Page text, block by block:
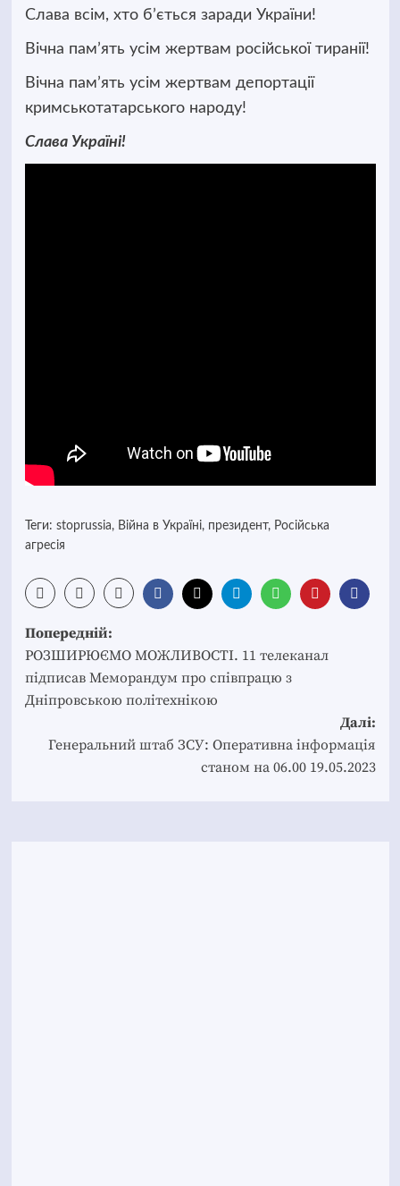
Слава всім, хто бʼється заради України!
Вічна памʼять усім жертвам російської тиранії!
Вічна памʼять усім жертвам депортації
кримськотатарського народу!
Слава Україні!
Теги: stoprussia, Війна в Україні, президент, Російська
агресія
Post
navigation
Попередній:
РОЗШИРЮЄМО МОЖЛИВОСТІ. 11 телеканал
підписав Меморандум про співпрацю з
Дніпровською політехнікою
Далі:
Генеральний штаб ЗСУ: Оперативна інформація
станом на 06.00 19.05.2023